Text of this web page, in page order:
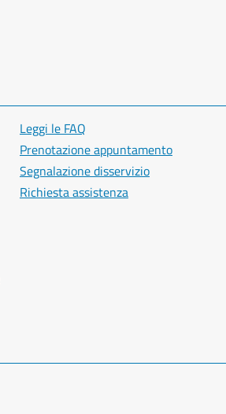
Leggi le FAQ
Prenotazione appuntamento
Segnalazione disservizio
Richiesta assistenza